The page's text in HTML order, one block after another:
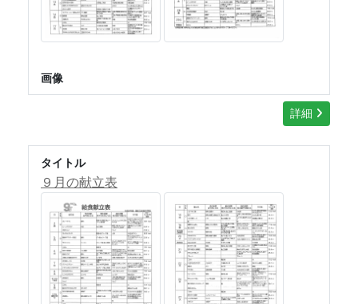
画像
詳細
タイトル
９月の献立表